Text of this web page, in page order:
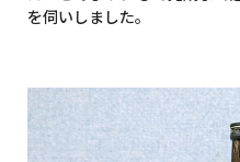
を伺いしました。